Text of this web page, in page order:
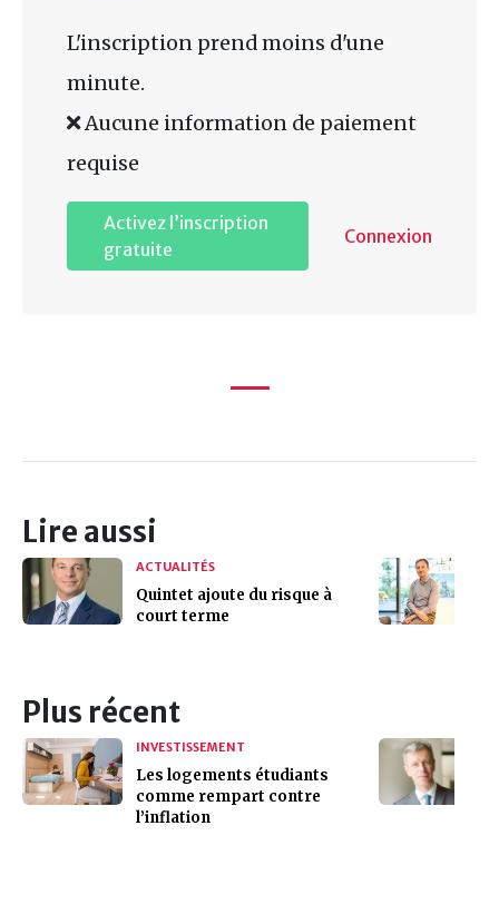
L'inscription prend moins d'une
minute.
Aucune information de paiement
requise
Activez l’inscription
gratuite
Connexion
Lire aussi
ACTUALITÉS
Quintet ajoute du risque à
court terme
Plus récent
INVESTISSEMENT
Les logements étudiants
comme rempart contre
l’inflation